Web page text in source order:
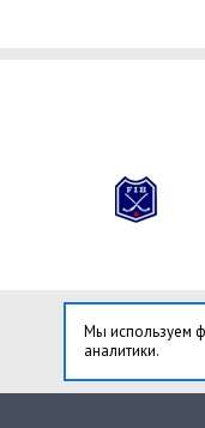
Мы используем
аналитики.